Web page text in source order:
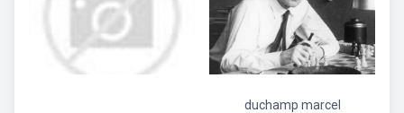
duchamp marcel